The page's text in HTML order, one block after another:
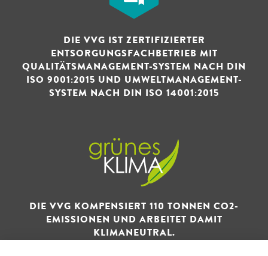
DIE VVG IST ZERTIFIZIERTER
ENTSORGUNGSFACHBETRIEB MIT
QUALITÄTSMANAGEMENT-SYSTEM NACH DIN
ISO 9001:2015 UND UMWELTMANAGEMENT-
SYSTEM NACH DIN ISO 14001:2015
DIE VVG KOMPENSIERT 110 TONNEN CO2-
EMISSIONEN UND ARBEITET DAMIT
KLIMANEUTRAL.